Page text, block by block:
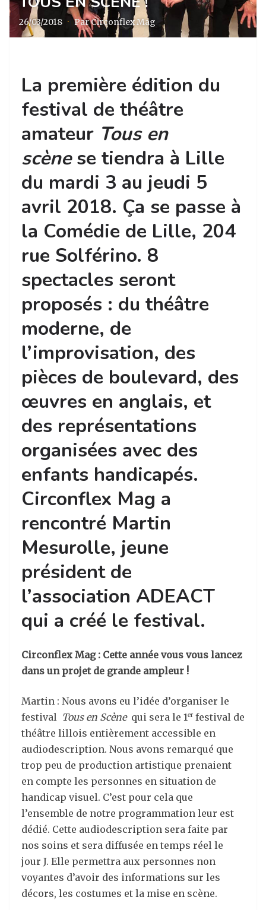
26/03/2018 · Par Circonflex Mag
La première édition du
festival de théâtre
amateur Tous en
scènese tiendra à Lille
du mardi 3 au jeudi 5
avril 2018. Ça se passe à
la Comédie de Lille, 204
rue Solférino. 8
spectacles seront
proposés : du théâtre
moderne, de
l’improvisation, des
pièces de boulevard, des
œuvres en anglais, et
des représentations
organisées avec des
enfants handicapés.
Circonflex Mag a
rencontré Martin
Mesurolle, jeune
président de
l’association ADEACT
qui a créé le festival.
Circonflex Mag : Cette année vous vous lancez
dans un projet de grande ampleur !
Martin : Nous avons eu l’idée d’organiser le
festival Tous en Scène qui sera le 1er festival de
théâtre lillois entièrement accessible en
audiodescription. Nous avons remarqué que
trop peu de production artistique prenaient
en compte les personnes en situation de
handicap visuel. C’est pour cela que
l’ensemble de notre programmation leur est
dédié. Cette audiodescription sera faite par
nos soins et sera diffusée en temps réel le
jour J. Elle permettra aux personnes non
voyantes d’avoir des informations sur les
décors, les costumes et la mise en scène.